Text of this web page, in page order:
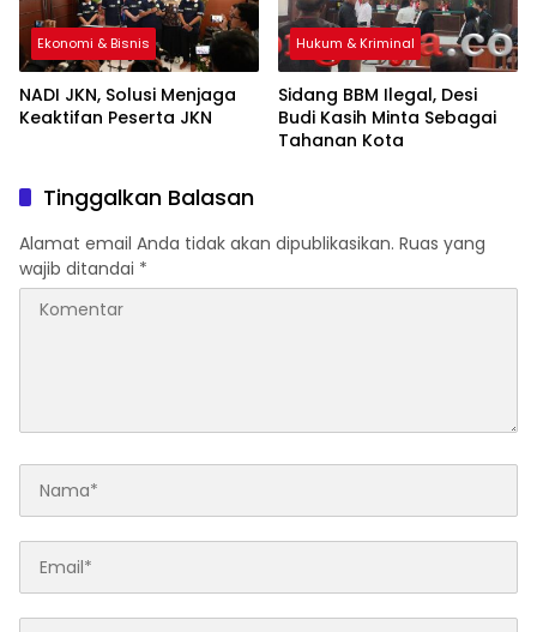
Ekonomi & Bisnis
NADI JKN, Solusi Menjaga
Keaktifan Peserta JKN
Hukum & Kriminal
Sidang BBM Ilegal, Desi
Budi Kasih Minta Sebagai
Tahanan Kota
Tinggalkan Balasan
Alamat email Anda tidak akan dipublikasikan. Ruas yang
wajib ditandai *